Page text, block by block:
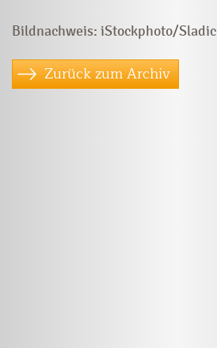
Bildnachweis: iStockphoto/Sladic
Zurück zum Archiv